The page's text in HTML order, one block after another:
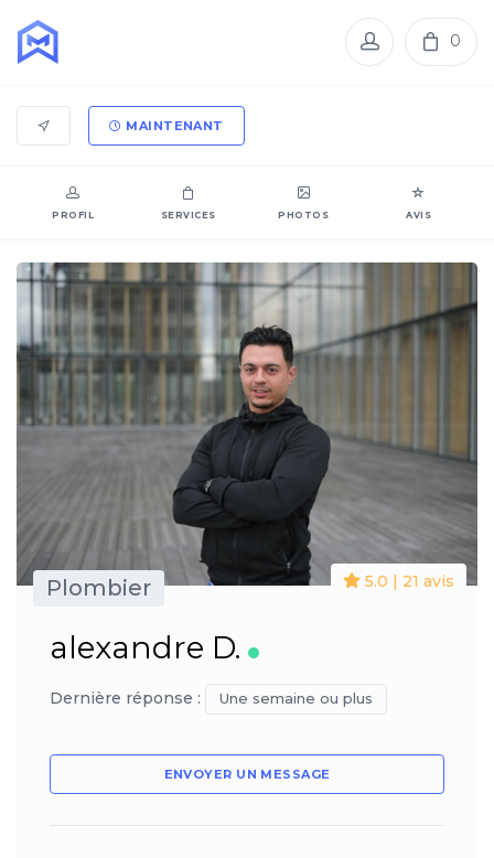
0
MAINTENANT
PROFIL SERVICES PHOTOS AVIS
5.0 | 21 avis
Plombier
alexandre D.
Dernière réponse : Une semaine ou plus
ENVOYER UN MESSAGE